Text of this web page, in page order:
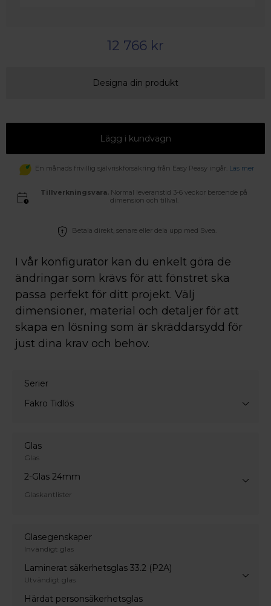
12 766 kr
Designa din produkt
Lägg i kundvagn
En månads frivillig självriskförsäkring från Easy Peasy ingår. Läs mer
Tillverkningsvara. Normal leveranstid 3-6 veckor beroende på
dimension och tillval.
Betala direkt, senare eller dela upp med Svea.
I vår konfigurator kan du enkelt göra de
ändringar som krävs för att fönstret ska
passa perfekt för ditt projekt. Välj
dimensioner, material och detaljer för att
skapa en lösning som är skräddarsydd för
just dina krav och behov.
Serier
Fakro Tidlös
Glas
Glas
2-Glas 24mm
Glaskantlister
Glasegenskaper
Invändigt glas
Laminerat säkerhetsglas 33.2 (P2A)
Utvändigt glas
Härdat personsäkerhetsglas